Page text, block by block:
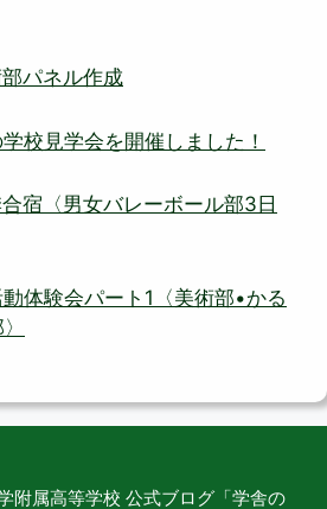
パネル作成
校見学会を開催しました！
宿〈男女バレーボール部3日
体験会パート1〈美術部•かる
附属高等学校 公式ブログ「学舎の